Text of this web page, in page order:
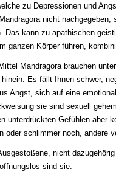
zu Depressionen und
nicht
Das kann zu apathischen
ganzen Körper führen,
Mandragora brauchen
Es fällt Ihnen schwer,
Angst, sich auf eine
sie sind sexuell
unterdrückten Gefühlen aber
oder schlimmer noch, andere
nicht
sind sie.